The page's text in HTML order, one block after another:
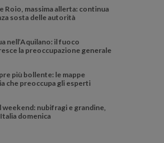
Roio, massima allerta: continua
sosta delle autorità
nell’Aquilano: il fuoco
la preoccupazione generale
più bollente: le mappe
che preoccupa gli esperti
nubifragi e grandine,
domenica